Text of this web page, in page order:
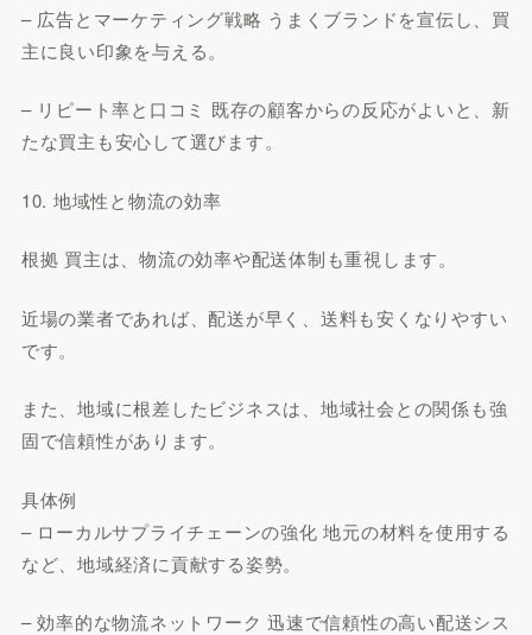
– 広告とマーケティング戦略 うまくブランドを宣伝し、買
主に良い印象を与える。
– リピート率と口コミ 既存の顧客からの反応がよいと、新
たな買主も安心して選びます。
10. 地域性と物流の効率
根拠 買主は、物流の効率や配送体制も重視します。
近場の業者であれば、配送が早く、送料も安くなりやすい
です。
また、地域に根差したビジネスは、地域社会との関係も強
固で信頼性があります。
具体例
– ローカルサプライチェーンの強化 地元の材料を使用する
など、地域経済に貢献する姿勢。
– 効率的な物流ネットワーク 迅速で信頼性の高い配送シス